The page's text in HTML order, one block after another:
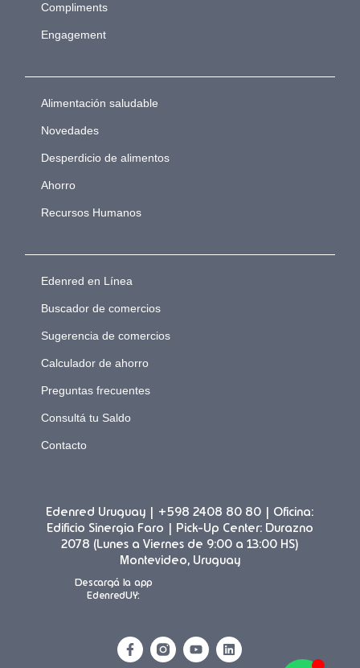
Compliments
Engagement
Alimentación saludable
Novedades
Desperdicio de alimentos
Ahorro
Recursos Humanos
Edenred en Línea
Buscador de comercios
Sugerencia de comercios
Calculador de ahorro
Preguntas frecuentes
Consultá tu Saldo
Contacto
Edenred Uruguay | +598 2408 80 80 | Oficina:
Edificio Sinergia Faro | Pick-Up Center: Durazno
2078 (Lunes a Viernes de 9:00 a 13:00 HS)
Montevideo, Uruguay
Descargá la app
EdenredUY: